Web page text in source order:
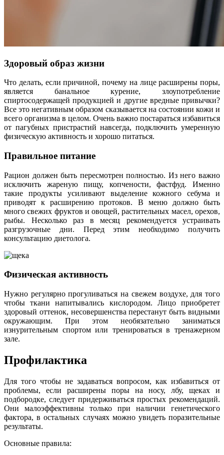
Здоровый образ жизни
Что делать, если причиной, почему на лице расширены поры,
является банальное курение, злоупотребление
спиртосодержащей продукцией и другие вредные привычки?
Все это негативным образом сказывается на состоянии кожи и
всего организма в целом. Очень важно постараться избавиться
от пагубных пристрастий навсегда, подключить умеренную
физическую активность и хорошо питаться.
Правильное питание
Рацион должен быть пересмотрен полностью. Из него важно
исключить жареную пищу, копчености, фастфуд. Именно
такие продукты усиливают выделение кожного себума и
приводят к расширению протоков. В меню должно быть
много свежих фруктов и овощей, растительных масел, орехов,
рыбы. Несколько раз в месяц рекомендуется устраивать
разгрузочные дни. Перед этим необходимо получить
консультацию диетолога.
Физическая активность
Нужно регулярно прогуливаться на свежем воздухе, для того
чтобы ткани напитывались кислородом. Лицо приобретет
здоровый оттенок, несовершенства перестанут быть видными
окружающим. При этом необязательно заниматься
изнурительным спортом или тренироваться в тренажерном
зале.
Профилактика
Для того чтобы не задаваться вопросом, как избавиться от
проблемы, если расширены поры на носу, лбу, щеках и
подбородке, следует придерживаться простых рекомендаций.
Они малоэффективны только при наличии генетического
фактора, в остальных случаях можно увидеть поразительные
результаты.
Основные правила: